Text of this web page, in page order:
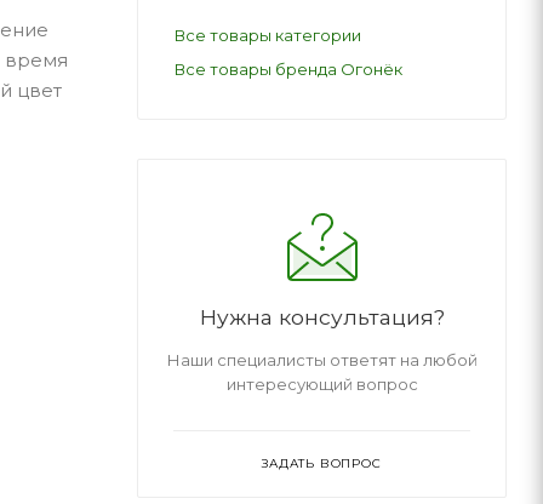
время
цвет
Все товары категории
Все товары бренда Огонёк
Нужна консультация?
Наши специалисты ответят на любой
интересующий вопрос
ЗАДАТЬ ВОПРОС